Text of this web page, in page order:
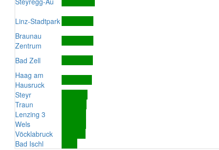
Linz-Stadtpark
Braunau
Zentrum
Bad Zell
Haag am
Hausruck
Steyr
Traun
Lenzing 3
Wels
Vöcklabruck
Bad Ischl